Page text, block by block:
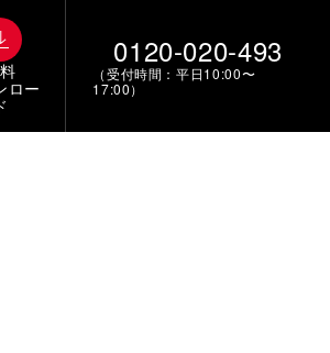
ロー
0120-020-493
（受付時間：平日10:00〜
17:00）